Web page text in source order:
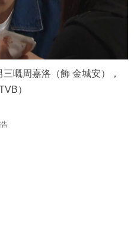
嘅周嘉洛（飾 金城安），
）
告